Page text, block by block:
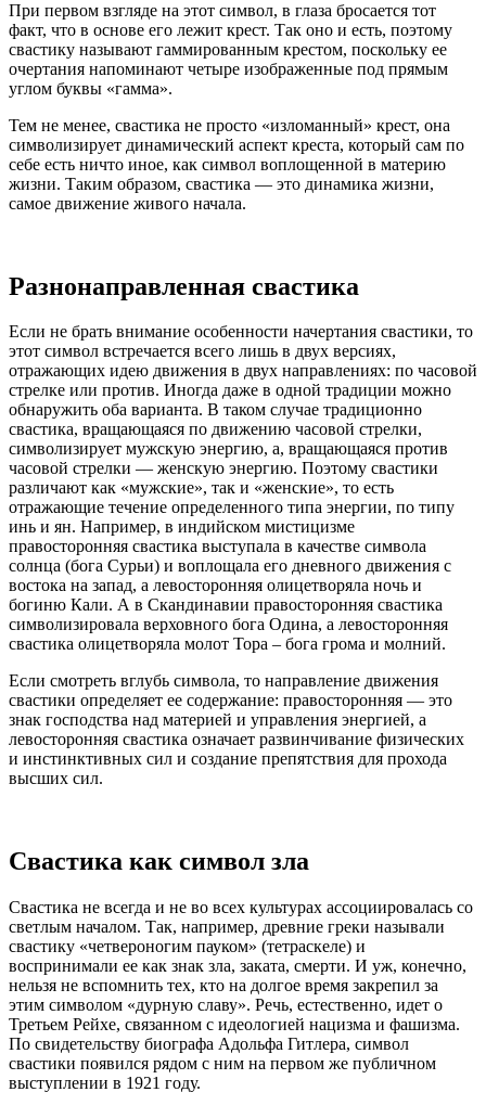
При первом взгляде на этот символ, в глаза бросается тот
факт, что в основе его лежит крест. Так оно и есть, поэтому
свастику называют гаммированным крестом, поскольку ее
очертания напоминают четыре изображенные под прямым
углом буквы «гамма».
Тем не менее, свастика не просто «изломанный» крест, она
символизирует динамический аспект креста, который сам по
себе есть ничто иное, как символ воплощенной в материю
жизни. Таким образом, свастика — это динамика жизни,
самое движение живого начала.
Разнонаправленная свастика
Если не брать внимание особенности начертания свастики, то
этот символ встречается всего лишь в двух версиях,
отражающих идею движения в двух направлениях: по часовой
стрелке или против. Иногда даже в одной традиции можно
обнаружить оба варианта. В таком случае традиционно
свастика, вращающаяся по движению часовой стрелки,
символизирует мужскую энергию, а, вращающаяся против
часовой стрелки — женскую энергию. Поэтому свастики
различают как «мужские», так и «женские», то есть
отражающие течение определенного типа энергии, по типу
инь и ян. Например, в индийском мистицизме
правосторонняя свастика выступала в качестве символа
солнца (бога Сурьи) и воплощала его дневного движения с
востока на запад, а левосторонняя олицетворяла ночь и
богиню Кали. А в Скандинавии правосторонняя свастика
символизировала верховного бога Одина, а левосторонняя
свастика олицетворяла молот Тора – бога грома и молний.
Если смотреть вглубь символа, то направление движения
свастики определяет ее содержание: правосторонняя — это
знак господства над материей и управления энергией, а
левосторонняя свастика означает развинчивание физических
и инстинктивных сил и создание препятствия для прохода
высших сил.
Свастика как символ зла
Свастика не всегда и не во всех культурах ассоциировалась со
светлым началом. Так, например, древние греки называли
свастику «четвероногим пауком» (тетраскеле) и
воспринимали ее как знак зла, заката, смерти. И уж, конечно,
нельзя не вспомнить тех, кто на долгое время закрепил за
этим символом «дурную славу». Речь, естественно, идет о
Третьем Рейхе, связанном с идеологией нацизма и фашизма.
По свидетельству биографа Адольфа Гитлера, символ
свастики появился рядом с ним на первом же публичном
выступлении в 1921 году.